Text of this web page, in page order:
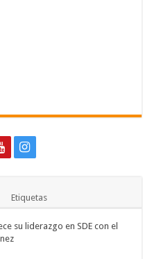
Etiquetas
su liderazgo en SDE con el